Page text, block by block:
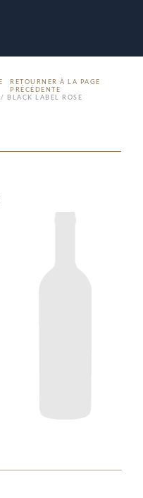
RETOURNER À LA PAGE
PRÉCÉDENTE
BLACK LABEL ROSE